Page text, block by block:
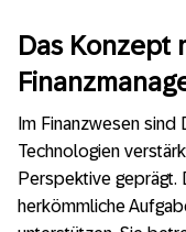
Das Konzept
Im Finanzwesen sind
Technologien
Perspektive geprägt.
herkömmliche